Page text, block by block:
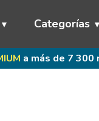
Categorías
a más de 7